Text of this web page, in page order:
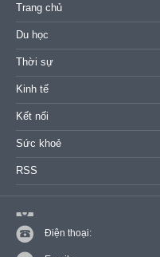
Trang chủ
Du học
Thời sự
Kinh tế
Kết nối
Sức khoẻ
RSS
Điện thoại: